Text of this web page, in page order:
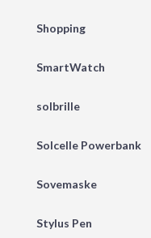
Shopping
SmartWatch
solbrille
Solcelle Powerbank
Sovemaske
Stylus Pen